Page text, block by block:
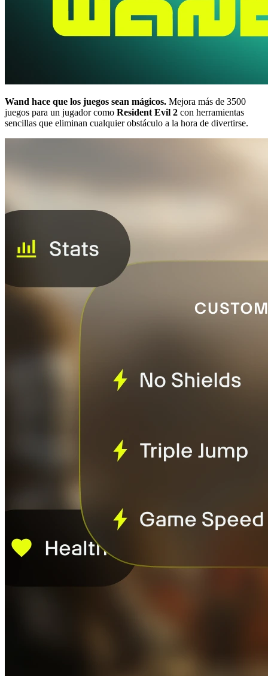
Wand hace que los juegos sean mágicos. Mejora más de 3500
juegos para un jugador como Resident Evil 2 con herramientas
sencillas que eliminan cualquier obstáculo a la hora de divertirse.